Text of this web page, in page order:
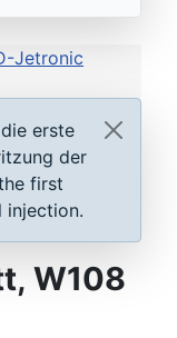
and tune
Jetronic
erste
der
first
injection.
W108